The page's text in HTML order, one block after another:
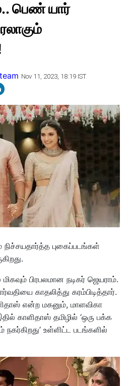
பெண் யார்
Nov 11, 2023, 18:19 IST
நிச்சயதார்த்த புகைப்படங்கள்
பிரபலமான நடிகர் ஜெயராம்.
காதலித்து கரம்பிடித்தார்.
என்ற மகனும், மாளவிகா
காளிதாஸ் தமிழில் ‘ஒரு பக்க
நகர்கிறது’ உள்ளிட்ட படங்களில்